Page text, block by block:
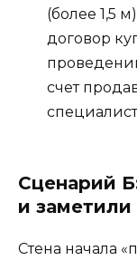
(более 1,5
договор
счет
Сценарий
и
Стена начала